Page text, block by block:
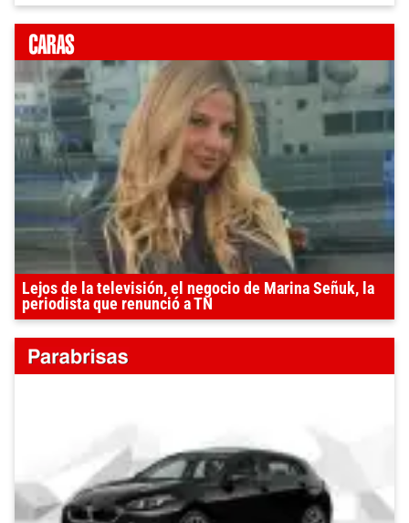
Lejos de la televisión, el negocio de Marina Señuk, la
periodista que renunció a TN